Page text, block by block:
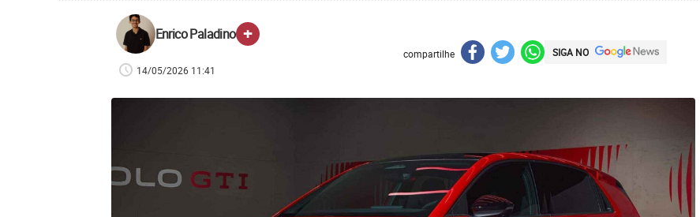
Enrico Paladino +
14/05/2026 11:41
compartilhe SIGA NO